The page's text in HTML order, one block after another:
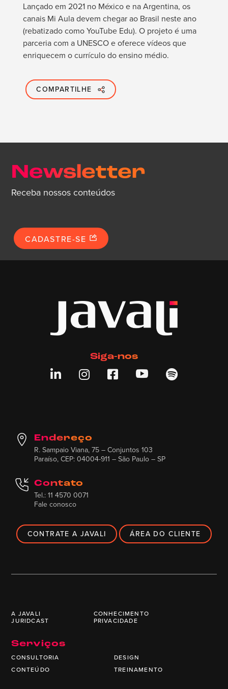
Lançado em 2021 no México e na Argentina, os
canais Mi Aula devem chegar ao Brasil neste ano
(rebatizado como YouTube Edu). O projeto é uma
parceria com a UNESCO e oferece vídeos que
enriquecem o currículo do ensino médio.
COMPARTILHE
Newsletter
Receba nossos conteúdos
CADASTRE-SE
Siga-nos
    
Endereço
R. Sampaio Viana, 75 – Conjuntos 103
Paraíso, CEP: 04004-911 – São Paulo – SP
Contato
Tel.: 11 4570 0071
Fale conosco
CONTRATE A JAVALI ÁREA DO CLIENTE
A JAVALI CONHECIMENTO
JURIDCAST PRIVACIDADE
Serviços
CONSULTORIA
DESIGN
CONTEÚDO
TREINAMENTO